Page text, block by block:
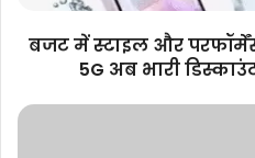
भारी
जानिए
बजट में स्टाइल और
5G अब भारी
मुख्यमंत्री